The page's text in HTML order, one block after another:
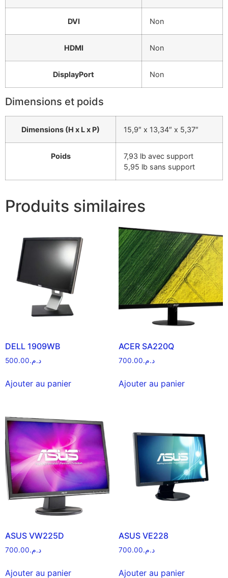
DVI Non
HDMI Non
DisplayPort Non
Dimensions et poids
Dimensions (H x L x P) 15,9″ x 13,34″ x 5,37″
Poids
7,93 lb avec support
5,95 lb sans support
Produits similaires
DELL 1909WB
د.م.500.00
Ajouter au panier
ACER SA220Q
د.م.700.00
Ajouter au panier
ASUS VW225D
د.م.700.00
Ajouter au panier
ASUS VE228
د.م.700.00
Ajouter au panier